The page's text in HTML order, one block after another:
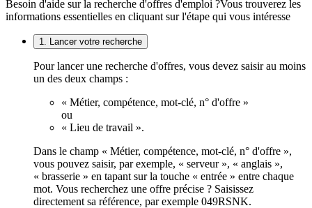
Besoin d'aide sur la recherche d'offres d'emploi ?Vous trouverez les
informations essentielles en cliquant sur l'étape qui vous intéresse
1. Lancer votre recherche
Pour lancer une recherche d'offres, vous devez saisir au moins
un des deux champs :
« Métier, compétence, mot-clé, n° d'offre »
ou
« Lieu de travail ».
Dans le champ « Métier, compétence, mot-clé, n° d'offre »,
vous pouvez saisir, par exemple, « serveur », « anglais »,
« brasserie » en tapant sur la touche « entrée » entre chaque
mot. Vous recherchez une offre précise ? Saisissez
directement sa référence, par exemple 049RSNK.